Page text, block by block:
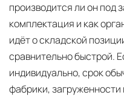
производится ли он под
комплектация и как
идёт о складской
сравнительно быстрой.
индивидуально, срок
фабрики,